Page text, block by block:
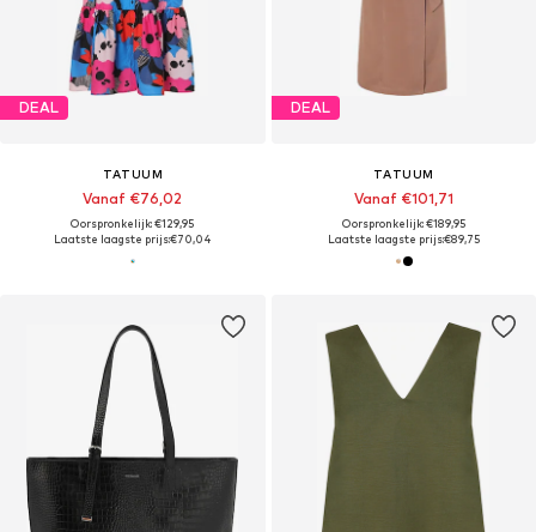
DEAL
TATUUM
Vanaf €76,02
Oorspronkelijk: €129,95
Laatste laagste prijs:€70,04
DEAL
TATUUM
Vanaf €101,71
Oorspronkelijk: €189,95
Laatste laagste prijs:€89,75